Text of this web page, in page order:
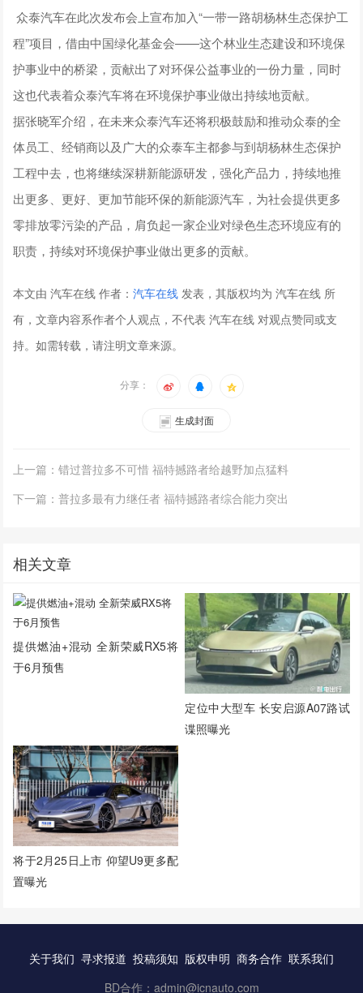
众泰汽车在此次发布会上宣布加入“一带一路胡杨林生态保护工
程”项目，借由中国绿化基金会——这个林业生态建设和环境保
护事业中的桥梁，贡献出了对环保公益事业的一份力量，同时
这也代表着众泰汽车将在环境保护事业做出持续地贡献。
据张晓军介绍，在未来众泰汽车还将积极鼓励和推动众泰的全
体员工、经销商以及广大的众泰车主都参与到胡杨林生态保护
工程中去，也将继续深耕新能源研发，强化产品力，持续地推
出更多、更好、更加节能环保的新能源汽车，为社会提供更多
零排放零污染的产品，肩负起一家企业对绿色生态环境应有的
职责，持续对环境保护事业做出更多的贡献。
本文由 汽车在线 作者：汽车在线 发表，其版权均为 汽车在线 所
有，文章内容系作者个人观点，不代表 汽车在线 对观点赞同或支
持。如需转载，请注明文章来源。
分享：
生成封面
上一篇：错过普拉多不可惜 福特撼路者给越野加点猛料
下一篇：普拉多最有力继任者 福特撼路者综合能力突出
相关文章
提供燃油+混动 全新荣威RX5将
于6月预售
定位中大型车 长安启源A07路试
谍照曝光
将于2月25日上市 仰望U9更多配
置曝光
关于我们 寻求报道 投稿须知 版权申明 商务合作 联系我们
BD合作：admin@icnauto.com